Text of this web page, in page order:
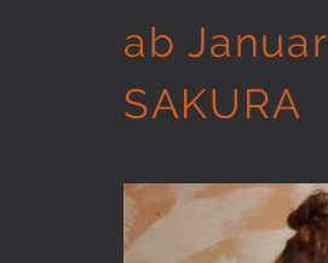
ab
SAKURA